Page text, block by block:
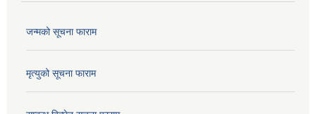
जन्मको सूचना फाराम
मृत्युको सूचना फाराम